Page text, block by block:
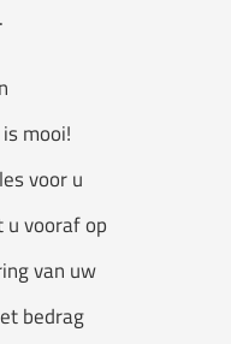
mooi!
voor u
vooraf op
van uw
bedrag